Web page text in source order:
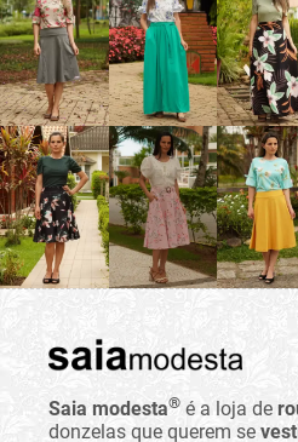
Saia modesta® é a loja de
donzelas que querem se